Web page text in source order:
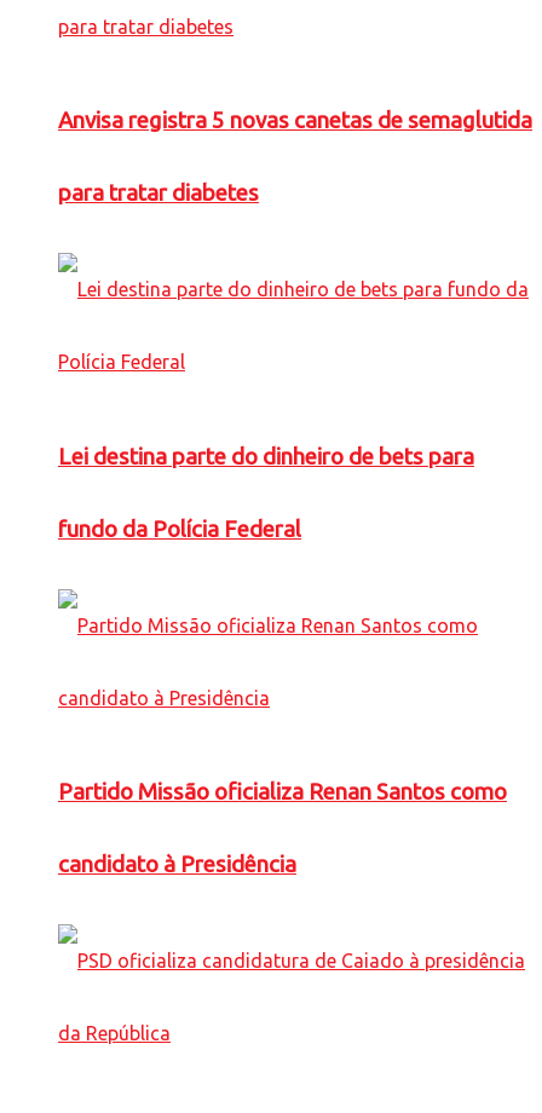
Anvisa registra 5 novas canetas de semaglutida
para tratar diabetes
Lei destina parte do dinheiro de bets para
fundo da Polícia Federal
Partido Missão oficializa Renan Santos como
candidato à Presidência